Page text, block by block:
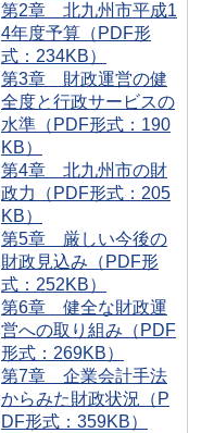
第2章 北九州市平成1
4年度予算（PDF形
式：234KB）
第3章 財政運営の健
全度と行政サービスの
水準（PDF形式：190
KB）
第4章 北九州市の財
政力（PDF形式：205
KB）
第5章 厳しい今後の
財政見込み（PDF形
式：252KB）
第6章 健全な財政運
営への取り組み（PDF
形式：269KB）
第7章 企業会計手法
からみた財政状況（P
DF形式：359KB）